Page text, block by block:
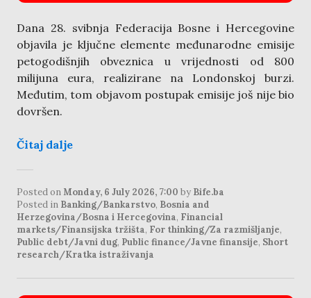
Dana 28. svibnja Federacija Bosne i Hercegovine
objavila je ključne elemente međunarodne emisije
petogodišnjih obveznica u vrijednosti od 800
milijuna eura, realizirane na Londonskoj burzi.
Međutim, tom objavom postupak emisije još nije bio
dovršen.
Čitaj dalje
Posted on Monday, 6 July 2026, 7:00 by Bife.ba
Posted in Banking/Bankarstvo, Bosnia and
Herzegovina/Bosna i Hercegovina, Financial
markets/Finansijska tržišta, For thinking/Za razmišljanje,
Public debt/Javni dug, Public finance/Javne finansije, Short
research/Kratka istraživanja